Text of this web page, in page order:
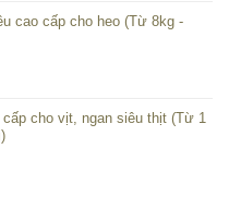
cao cấp cho heo (Từ 8kg -
cho vịt, ngan siêu thịt (Từ 1